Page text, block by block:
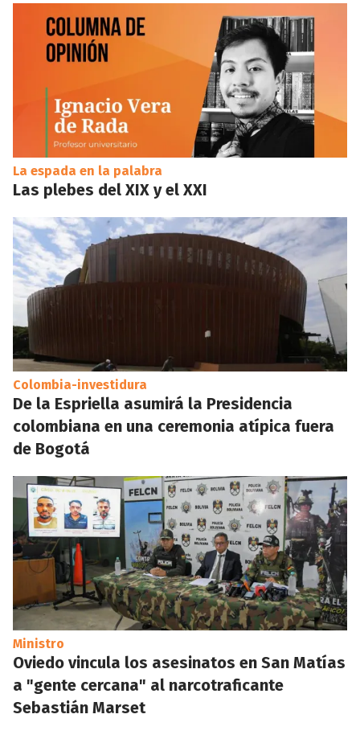
La espada en la palabra
Las plebes del XIX y el XXI
Colombia-investidura
De la Espriella asumirá la Presidencia
colombiana en una ceremonia atípica fuera
de Bogotá
Ministro
Oviedo vincula los asesinatos en San Matías
a "gente cercana" al narcotraficante
Sebastián Marset